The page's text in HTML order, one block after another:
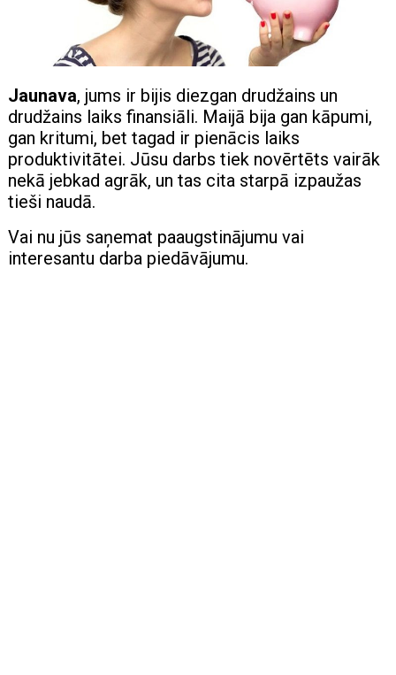
Jaunava, jums ir bijis diezgan drudžains un
drudžains laiks finansiāli. Maijā bija gan kāpumi,
gan kritumi, bet tagad ir pienācis laiks
produktivitātei. Jūsu darbs tiek novērtēts vairāk
nekā jebkad agrāk, un tas cita starpā izpaužas
tieši naudā.
Vai nu jūs saņemat paaugstinājumu vai
interesantu darba piedāvājumu.